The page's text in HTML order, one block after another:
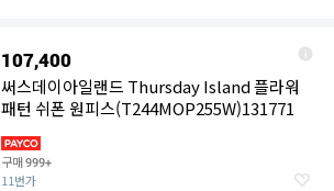
107,400
써스데이아일랜드 Thursday Island 플라워
패턴 쉬폰 원피스(T244MOP255W)131771
구매999+
11번가